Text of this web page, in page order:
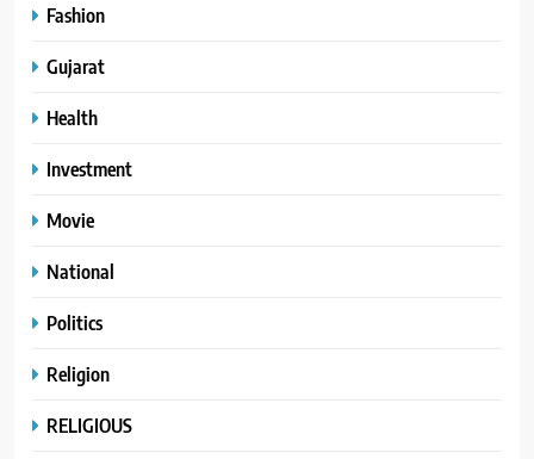
Fashion
Gujarat
Health
Investment
Movie
National
Politics
Religion
RELIGIOUS